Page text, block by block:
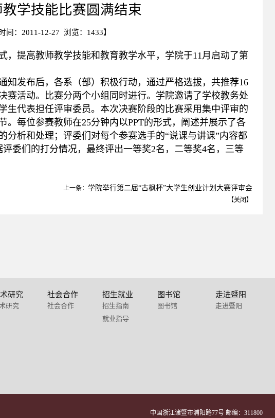
学技能比赛圆满结束
间：2011-12-27 浏览： 1433】
，提高教师教学技能和教育教学水平，学院于11月启动了第
知发布后，各系（部）积极行动，通过严格选拔，共推荐16
赛活动。比赛分两个小组同时进行。学院邀请了学校教务处
生代表担任评审委员。本次决赛阶段的比赛采用集中评审的
每位参赛教师在25分钟内以PPT的形式，阐述并展示了各
分析和处理；评委们对每个参赛选手的“说课与讲课”内容都
委们的打分情况，最终评出一等奖2名，二等奖4名，三等
上一条： 学院举行第二届“古枫杯”大学生创业计划大赛评审会
【关闭】
研究
研究
社会合作
社会合作
招生就业
招生指南
就业指导
图书馆
图书馆
走进暨阳
走进暨阳
中国浙江诸暨市浦阳路77号 邮编：311800